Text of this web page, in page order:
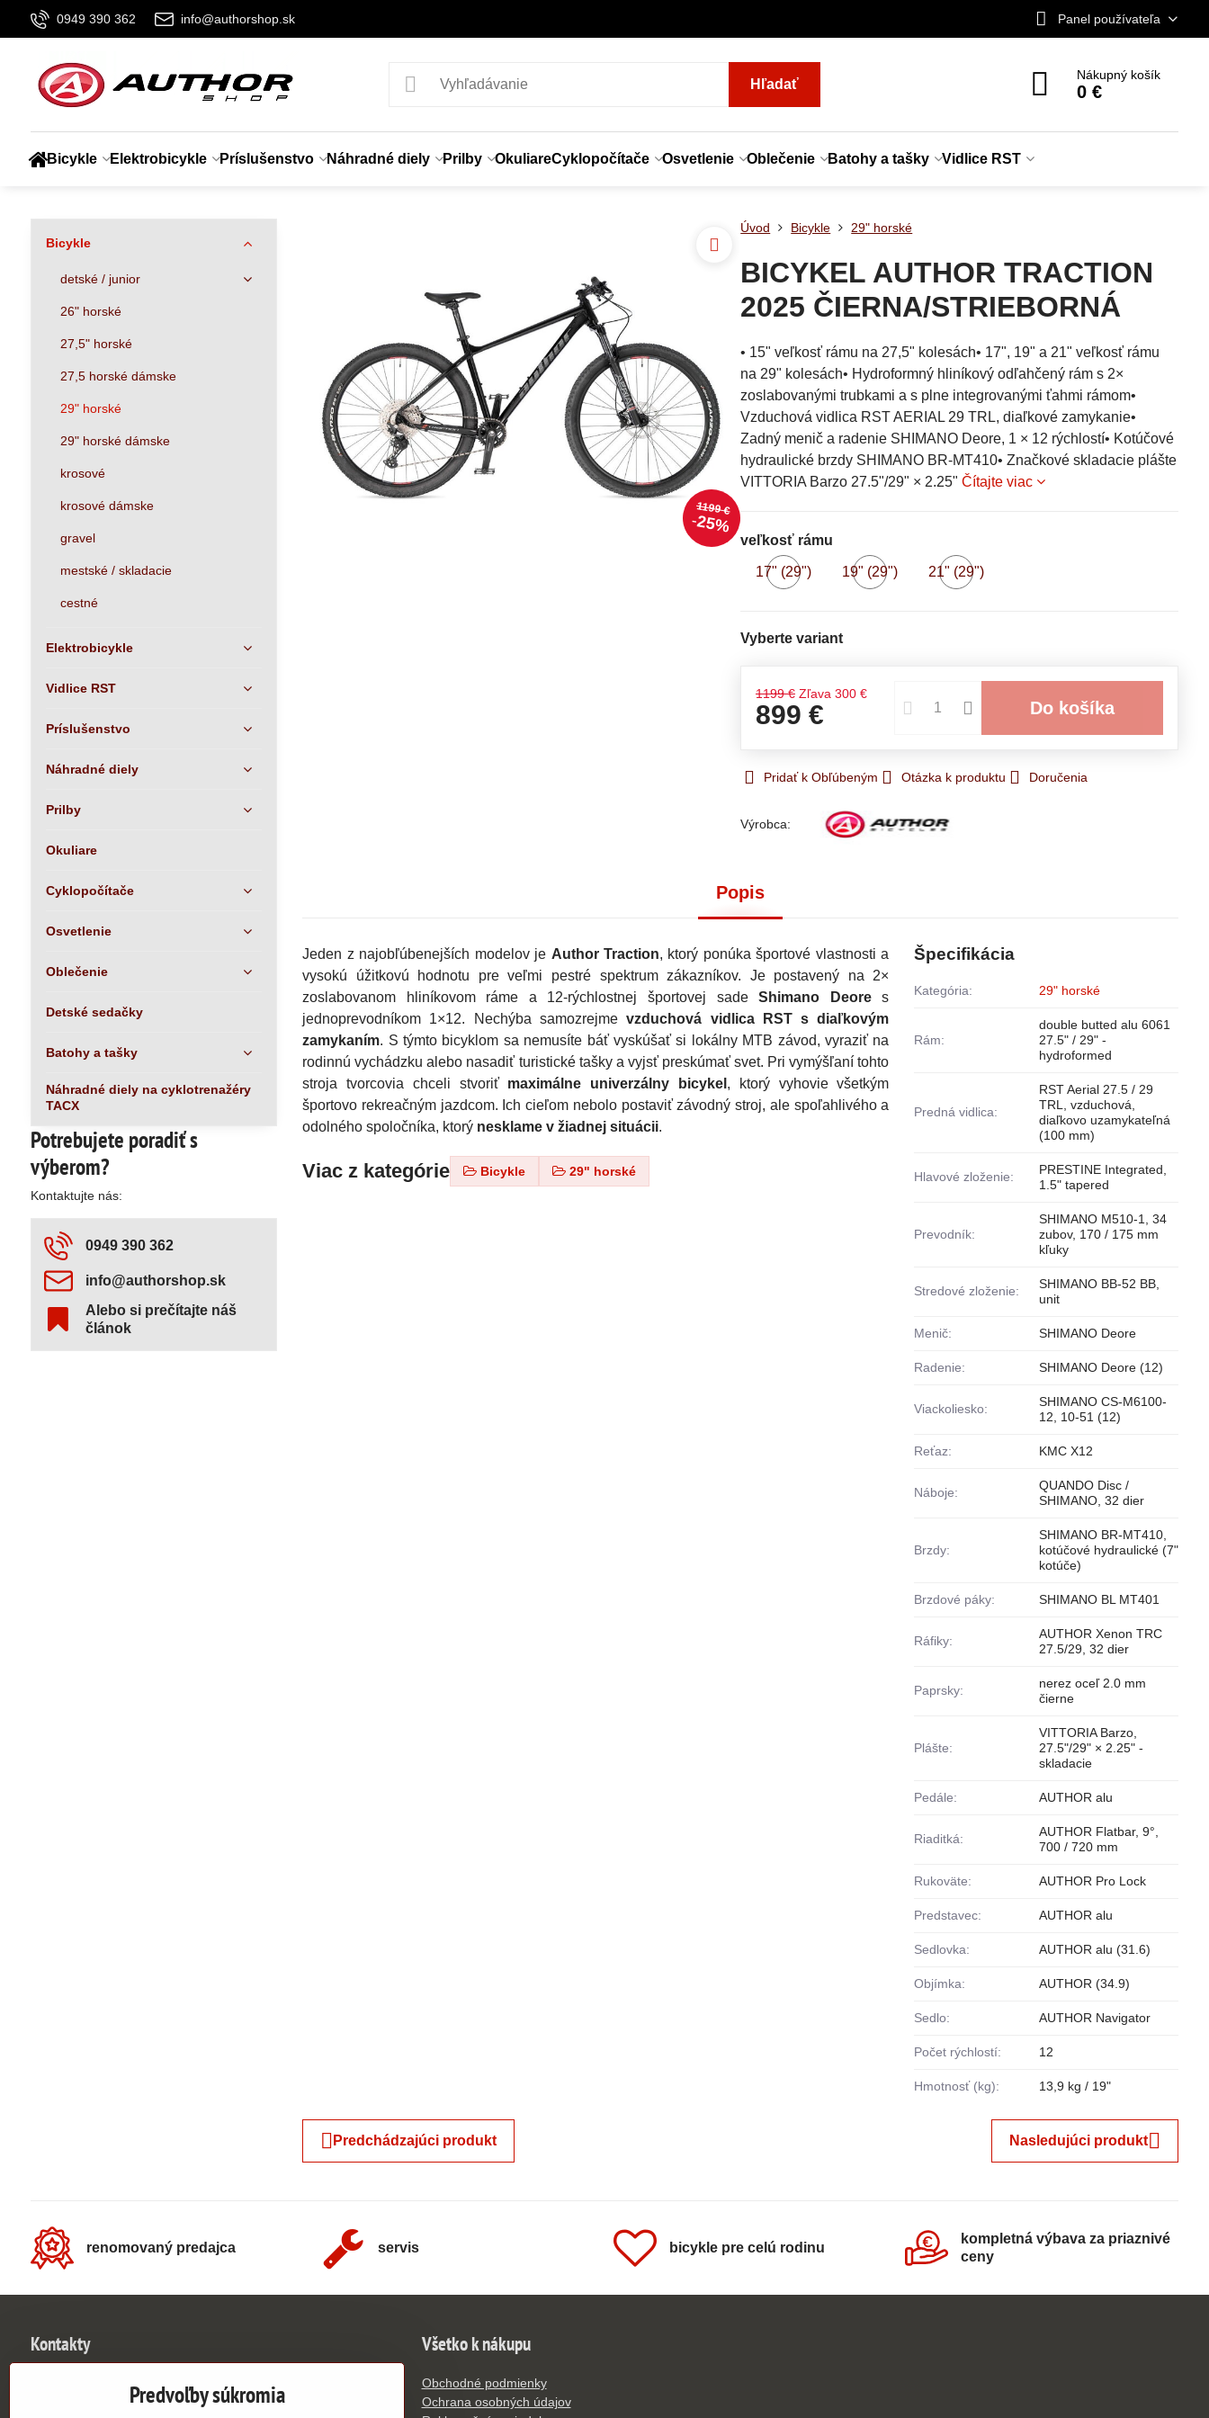
0949 390 362 info@authorshop.sk Panel používateľa
Hľadať
Nákupný košík
0 €
Bicykle Elektrobicykle Príslušenstvo Náhradné diely Prilby OkuliareCyklopočítače Osvetlenie Oblečenie Batohy a tašky Vidlice RST
1199 €
25%
Úvod Bicykle 29" horské
BICYKEL AUTHOR TRACTION
2025 ČIERNA/STRIEBORNÁ
• 15" veľkosť rámu na 27,5" kolesách• 17", 19" a 21" veľkosť rámu
na 29" kolesách• Hydroformný hliníkový odľahčený rám s 2×
zoslabovanými trubkami a s plne integrovanými ťahmi rámom•
Vzduchová vidlica RST AERIAL 29 TRL, diaľkové zamykanie•
Zadný menič a radenie SHIMANO Deore, 1 × 12 rýchlostí• Kotúčové
hydraulické brzdy SHIMANO BR-MT410• Značkové skladacie plášte
VITTORIA Barzo 27.5"/29" × 2.25"Čítajte viac
veľkosť rámu
17" (29")
19" (29")
21" (29")
Vyberte variant
1199 € Zľava 300 €
899 € Do košíka
Pridať k Obľúbeným Otázka k produktu Doručenia
Výrobca:
Popis
Jeden z najobľúbenejších modelov je Author Traction, ktorý ponúka športové vlastnosti a
vysokú úžitkovú hodnotu pre veľmi pestré spektrum zákazníkov. Je postavený na 2×
zoslabovanom hliníkovom ráme a 12-rýchlostnej športovej sadeShimano Deores
jednoprevodníkom 1×12. Nechýba samozrejmevzduchová vidlica RST s diaľkovým
zamykaním. S týmto bicyklom sa nemusíte báť vyskúšať si lokálny MTB závod, vyraziť na
rodinnú vychádzku alebo nasadiť turistické tašky a vyjsť preskúmať svet. Pri vymýšľaní tohto
stroja tvorcovia chceli stvoriť maximálne univerzálny bicykel , ktorý vyhovie všetkým
športovo rekreačným jazdcom. Ich cieľom nebolo postaviť závodný stroj, ale spoľahlivého a
odolného spoločníka, ktorý nesklame v žiadnej situácii.
Viac z kategórie Bicykle 29" horské
Špecifikácia
Kategória: 29" horské
Rám:
double butted alu 6061
27.5" / 29" -
hydroformed
Predná vidlica:
RST Aerial 27.5 / 29
TRL, vzduchová,
diaľkovo uzamykateľná
(100 mm)
Hlavové zloženie:
PRESTINE Integrated,
1.5" tapered
Prevodník:
SHIMANO M510-1, 34
zubov, 170 / 175 mm
kľuky
Stredové zloženie:
SHIMANO BB-52 BB,
unit
Menič: SHIMANO Deore
Radenie: SHIMANO Deore (12)
Viackoliesko:
SHIMANO CS-M6100-
12, 10-51 (12)
Reťaz: KMC X12
Náboje:
QUANDO Disc /
SHIMANO, 32 dier
Brzdy:
SHIMANO BR-MT410,
kotúčové hydraulické (7"
kotúče)
Brzdové páky: SHIMANO BL MT401
Ráfiky:
AUTHOR Xenon TRC
27.5/29, 32 dier
Paprsky:
nerez oceľ 2.0 mm
čierne
Plášte:
VITTORIA Barzo,
27.5"/29" × 2.25" -
skladacie
Pedále: AUTHOR alu
Riaditká:
AUTHOR Flatbar, 9°,
700 / 720 mm
Rukoväte: AUTHOR Pro Lock
Predstavec: AUTHOR alu
Sedlovka: AUTHOR alu (31.6)
Objímka: AUTHOR (34.9)
Sedlo: AUTHOR Navigator
Počet rýchlostí: 12
Hmotnosť (kg): 13,9 kg / 19"
Predchádzajúci produkt Nasledujúci produkt
Bicykle
detské / junior
26" horské
27,5" horské
27,5 horské dámske
29" horské
29" horské dámske
krosové
krosové dámske
gravel
mestské / skladacie
cestné
Elektrobicykle
Vidlice RST
Príslušenstvo
Náhradné diely
Prilby
Okuliare
Cyklopočítače
Osvetlenie
Oblečenie
Detské sedačky
Batohy a tašky
Náhradné diely na cyklotrenažéry
TACX
Potrebujete poradiť s
výberom?
Kontaktujte nás:
0949 390 362
info​@authorshop​.sk
Alebo si prečítajte náš
článok
renomovaný predajca servis bicykle pre celú rodinu
kompletná výbava za priaznivé
ceny
Kontakty
Johanna Vaillanta 3046/3
Všetko k nákupu
Obchodné podmienky
Ochrana osobných údajov
Predvoľby súkromia